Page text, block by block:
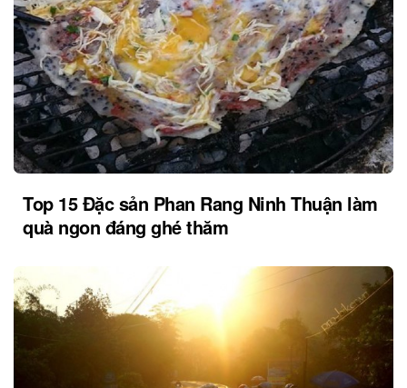
Top 15 Đặc sản Phan Rang Ninh Thuận làm
quà ngon đáng ghé thăm